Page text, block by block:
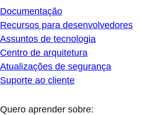
Documentação
Recursos para desenvolvedores
Assuntos de tecnologia
Centro de arquitetura
Atualizações de segurança
Suporte ao cliente
Quero aprender sobre: